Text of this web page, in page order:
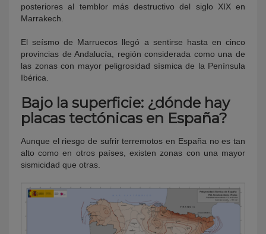
posteriores al temblor más destructivo del siglo XIX en
Marrakech.
El seísmo de Marruecos llegó a sentirse hasta en cinco
provincias de Andalucía, región considerada como una de
las zonas con mayor peligrosidad sísmica de la Península
Ibérica.
Bajo la superficie: ¿dónde hay
placas tectónicas en España?
Aunque el riesgo de sufrir terremotos en España no es tan
alto como en otros países, existen zonas con una mayor
sismicidad que otras.